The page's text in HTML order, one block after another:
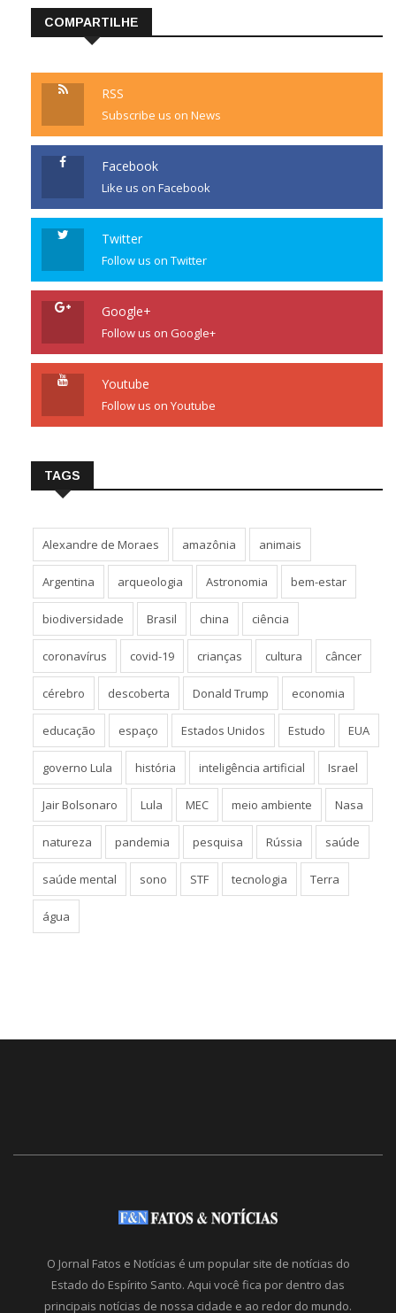
COMPARTILHE
RSS
Subscribe us on News
Facebook
Like us on Facebook
Twitter
Follow us on Twitter
Google+
Follow us on Google+
Youtube
Follow us on Youtube
TAGS
Alexandre de Moraes amazônia animais
Argentina arqueologia Astronomia bem-estar
biodiversidade Brasil china ciência
coronavírus covid-19 crianças cultura câncer
cérebro descoberta Donald Trump economia
educação espaço Estados Unidos Estudo EUA
governo Lula história inteligência artificial Israel
Jair Bolsonaro Lula MEC meio ambiente Nasa
natureza pandemia pesquisa Rússia saúde
saúde mental sono STF tecnologia Terra
água
O Jornal Fatos e Notícias é um popular site de notícias do
Estado do Espírito Santo. Aqui você fica por dentro das
principais notícias de nossa cidade e ao redor do mundo.